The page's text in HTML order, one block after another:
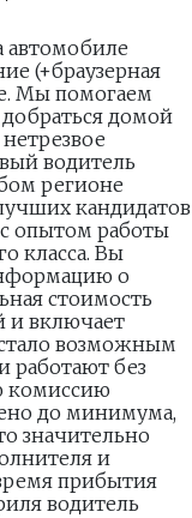
автомобиле
(+браузерная
Мы помогаем
домой
водитель
регионе
кандидатов
опытом работы
класса. Вы
о
стоимость
и включает
возможным
работают без
комиссию
до минимума,
значительно
и
прибытия
водитель